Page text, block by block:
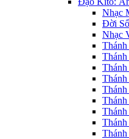
Nhạc
Đời
Nhạc